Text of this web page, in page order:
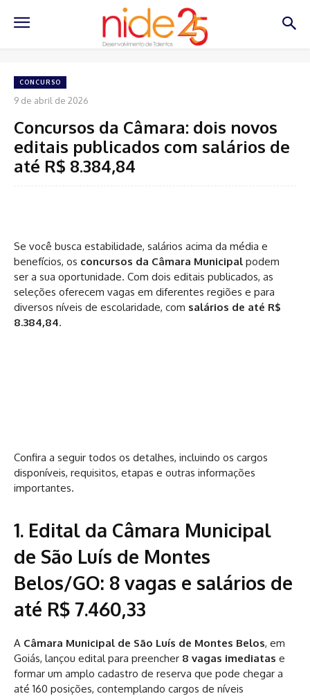
CONCURSO
9 de abril de 2026
Concursos da Câmara: dois novos
editais publicados com salários de
até R$ 8.384,84
Se você busca estabilidade, salários acima da média e
benefícios, os concursos da Câmara Municipal podem
ser a sua oportunidade. Com dois editais publicados, as
seleções oferecem vagas em diferentes regiões e para
diversos níveis de escolaridade, com salários de até R$
8.384,84.
Confira a seguir todos os detalhes, incluindo os cargos
disponíveis, requisitos, etapas e outras informações
importantes.
1. Edital da Câmara Municipal
de São Luís de Montes
Belos/GO: 8 vagas e salários de
até R$ 7.460,33
A Câmara Municipal de São Luís de Montes Belos, em
Goiás, lançou edital para preencher 8 vagas imediatas e
formar um amplo cadastro de reserva que pode chegar a
até 160 posições, contemplando cargos de níveis